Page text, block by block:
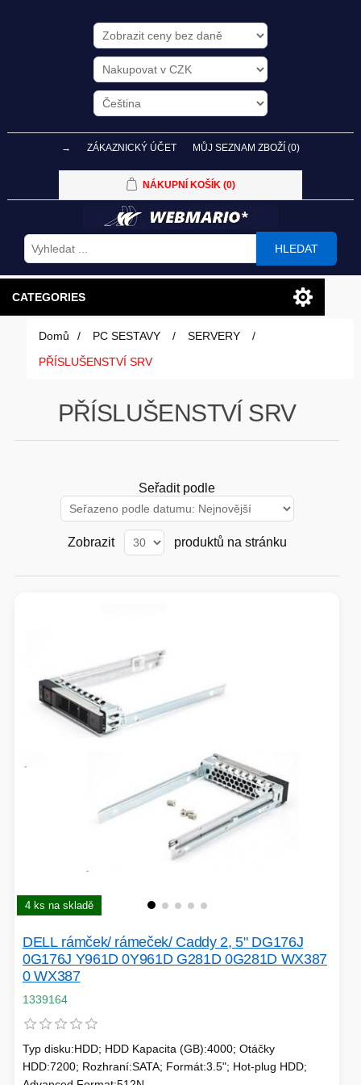
→ ZÁKAZNICKÝ ÚČET MŮJ SEZNAM ZBOŽÍ (0)
NÁKUPNÍ KOŠÍK (0)
HLEDAT
CATEGORIES
PC SESTAVY
AI ROBOTIZACE
HERNÍ PODLOŽKY
GRAFICKÉ KARTY
ZÁKLADNÍ DESKY - INTEL
AI ENTERPRISE
ZABEZPEČENÍ
KLÁVESNICE A MYŠI
ZÁRUKY - SLUŽBY
SOHO INTERNÍ DISKY
CHYTRÉ OSVĚTLENÍ
HOBBY
INTERAKTIVNÍ HRAČKY
SÍŤOVÉ PRVKY Pro
Domů / PC SESTAVY / SERVERY
/
PŘÍSLUŠENSTVÍ SRV
PŘÍSLUŠENSTVÍ SRV
Seřadit podle
Zobrazit produktů na stránku
4 ks na skladě
DELL rámček/ rámeček/ Caddy 2, 5" DG176J
0G176J Y961D 0Y961D G281D 0G281D WX387
0 WX387
1339164
Typ disku:HDD; HDD Kapacita (GB):4000; Otáčky
HDD:7200; Rozhraní:SATA; Formát:3.5"; Hot-plug HDD;